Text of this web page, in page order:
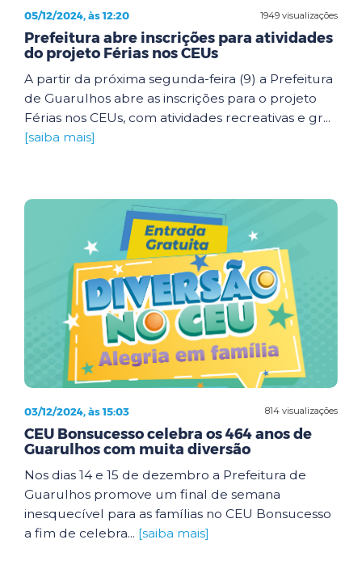
1949 visualizações
05/12/2024, às 12:20
Prefeitura abre inscrições para atividades
do projeto Férias nos CEUs
A partir da próxima segunda-feira (9) a Prefeitura
de Guarulhos abre as inscrições para o projeto
Férias nos CEUs, com atividades recreativas e gr...
[saiba mais]
814 visualizações
03/12/2024, às 15:03
CEU Bonsucesso celebra os 464 anos de
Guarulhos com muita diversão
Nos dias 14 e 15 de dezembro a Prefeitura de
Guarulhos promove um final de semana
inesquecível para as famílias no CEU Bonsucesso
a fim de celebra... [saiba mais]